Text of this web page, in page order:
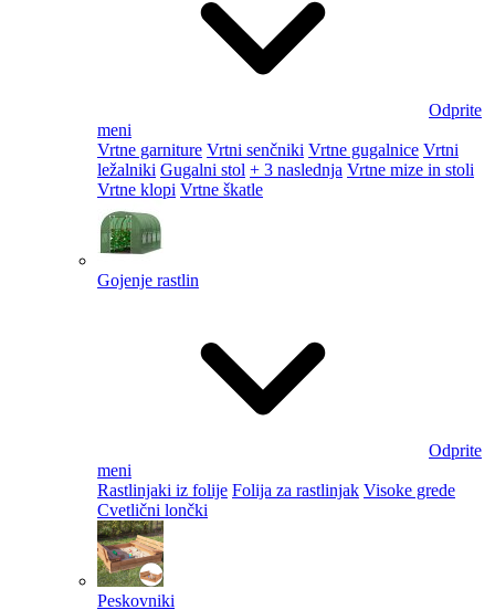
Odprite
meni
Vrtne garniture Vrtni senčniki Vrtne gugalnice Vrtni
ležalniki Gugalni stol + 3 naslednja Vrtne mize in stoli
Vrtne klopi Vrtne škatle
Gojenje rastlin
Odprite
meni
Rastlinjaki iz folije Folija za rastlinjak Visoke grede
Cvetlični lončki
Peskovniki